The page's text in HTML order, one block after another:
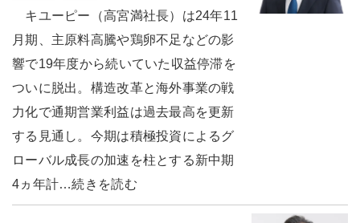
キユーピー（高宮満社長）は24年11
月期、主原料高騰や鶏卵不足などの影
響で19年度から続いていた収益停滞を
ついに脱出。構造改革と海外事業の戦
力化で通期営業利益は過去最高を更新
する見通し。今期は積極投資によるグ
ローバル成長の加速を柱とする新中期
4ヵ年計…続きを読む